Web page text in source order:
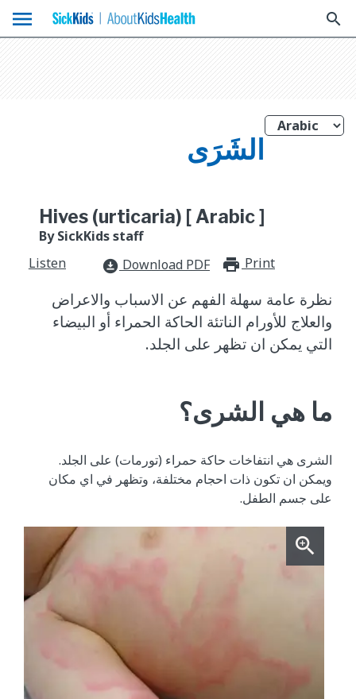
menu search
الشَرَى
Hives (urticaria) [ Arabic ]
By SickKids staff
Listen
download_for_offline Download PDF Print
نظرة عامة سهلة الفهم عن الاسباب والاعراض
والعلاج للأورام الناتئة الحاكة الحمراء أو البيضاء
التي يمكن ان تظهر على الجلد.
ما ‬هي ‬الشرى؟
الشرى ‬هي ‬انتفاخات ‬حاكة ‬حمراء (‬تورمات) ‬على ‬الجلد.
‬ويمكن ‬ان ‬تكون ‬ذات ‬احجام ‬مختلفة، ‬وتظهر ‬في ‬اي ‬مكان
‬على ‬جسم ‬الطفل.